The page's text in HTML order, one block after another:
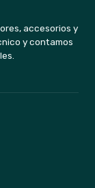
accesorios y
y contamos